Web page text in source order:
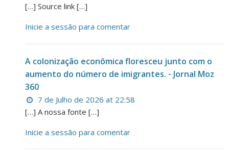
[…] Source link […]
Inicie a sessão para comentar
A colonização econômica floresceu junto com o
aumento do número de imigrantes. - Jornal Moz
360
7 de Julho de 2026 at 22:58
[…] A nossa fonte […]
Inicie a sessão para comentar